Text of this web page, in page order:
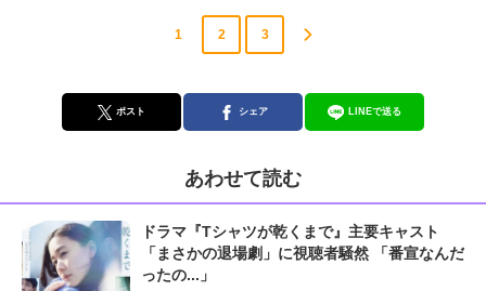
1 2 3
ポスト シェア LINEで送る
あわせて読む
ドラマ『Tシャツが乾くまで』主要キャスト
「まさかの退場劇」に視聴者騒然 「番宣なんだ
ったの...」